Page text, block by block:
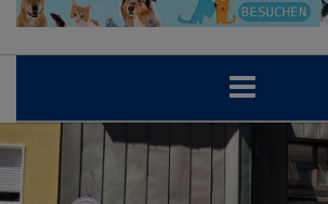
ORTENAU